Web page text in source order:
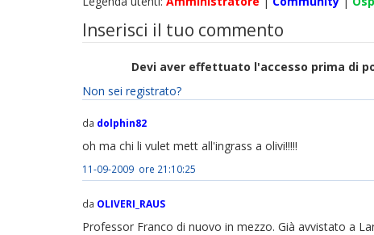
Inserisci il tuo commento
Devi aver effettuato l'accesso prima di
Non sei registrato?
da dolphin82
oh ma chi li vulet mett all'ingrass a olivi!!!!!
11-09-2009 ore 21:10:25
da OLIVERI_RAUS
Professor Franco di nuovo in mezzo. Già avvistato a